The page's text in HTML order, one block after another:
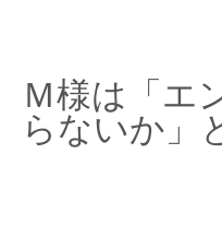
Ｍ様は「エ
らないか」